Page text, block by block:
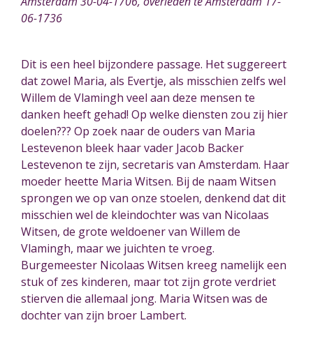
06-1736
Dit is een heel bijzondere passage. Het suggereert
dat zowel Maria, als Evertje, als misschien zelfs wel
Willem de Vlamingh veel aan deze mensen te
danken heeft gehad! Op welke diensten zou zij hier
doelen??? Op zoek naar de ouders van Maria
Lestevenon bleek haar vader Jacob Backer
Lestevenon te zijn, secretaris van Amsterdam. Haar
moeder heette Maria Witsen. Bij de naam Witsen
sprongen we op van onze stoelen, denkend dat dit
misschien wel de kleindochter was van Nicolaas
Witsen, de grote weldoener van Willem de
Vlamingh, maar we juichten te vroeg.
Burgemeester Nicolaas Witsen kreeg namelijk een
stuk of zes kinderen, maar tot zijn grote verdriet
stierven die allemaal jong. Maria Witsen was de
dochter van zijn broer Lambert.